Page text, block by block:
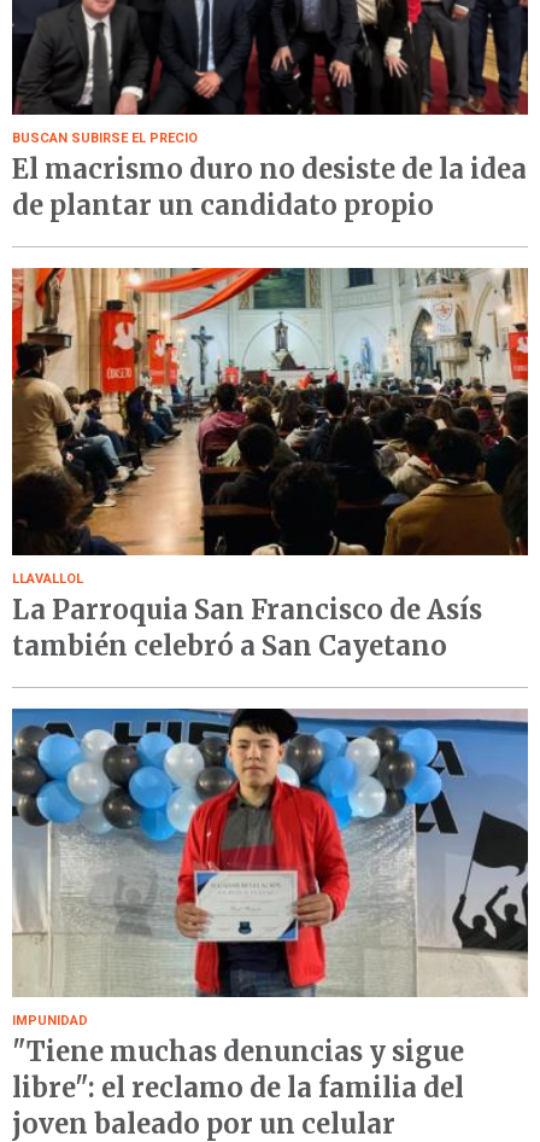
BUSCAN SUBIRSE EL PRECIO
El macrismo duro no desiste de la idea
de plantar un candidato propio
LLAVALLOL
La Parroquia San Francisco de Asís
también celebró a San Cayetano
IMPUNIDAD
"Tiene muchas denuncias y sigue
libre": el reclamo de la familia del
joven baleado por un celular